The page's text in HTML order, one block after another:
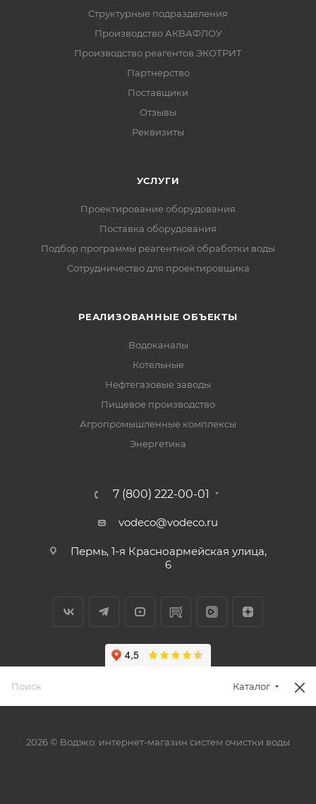
Структурные подразделения
Производство АКВАФЛОУ
Производство реагентов ЭКОТРИТ
Партнерство
Поставщики
Отзывы
Реквизиты
УСЛУГИ
Проектирование оборудования
Поставка оборудования
Подбор программы реагентной обработки воды
Сотрудничество для проектировщика
РЕАЛИЗОВАННЫЕ ОБЪЕКТЫ
Водоканалы
Котельные
Нефтегазовые заводы
Пищевое производство
Агропромышленные комплексы
Энергетика
7 (800) 222-00-01
vodeco@vodeco.ru
Пермь, 1-я Красноармейская улица,
6
2026 © Водэко: интернет-магазин систем очистки воды
Каталог